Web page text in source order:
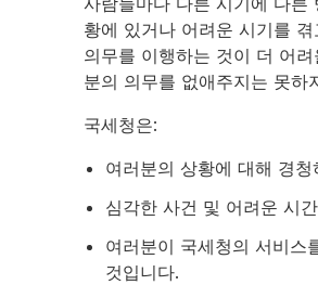
황에 있거나 어려운 시기를
의무를 이행하는 것이 더 어
분의 의무를 없애주지는 못하
국세청은:
여러분의 상황에 대해 경
심각한 사건 및 어려운 시
여러분이 국세청의 서비스
것입니다.